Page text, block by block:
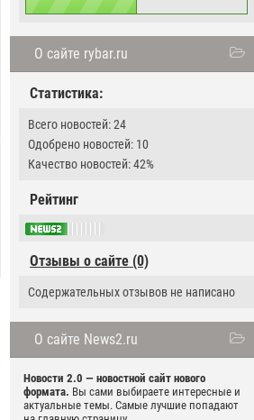
О сайте rybar.ru
Статистика:
Всего новостей: 24
Одобрено новостей: 10
Качество новостей: 42%
Рейтинг
Отзывы о сайте (0)
Содержательных отзывов не написано
О сайте News2.ru
Новости 2.0 — новостной сайт нового
формата. Вы сами выбираете интересные и
актуальные темы. Самые лучшие попадают